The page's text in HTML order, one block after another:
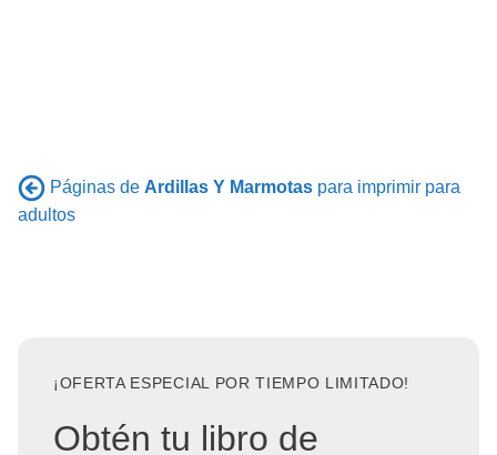
Páginas de Ardillas Y Marmotas para imprimir para
adultos
¡OFERTA ESPECIAL POR TIEMPO LIMITADO!
Obtén tu libro de